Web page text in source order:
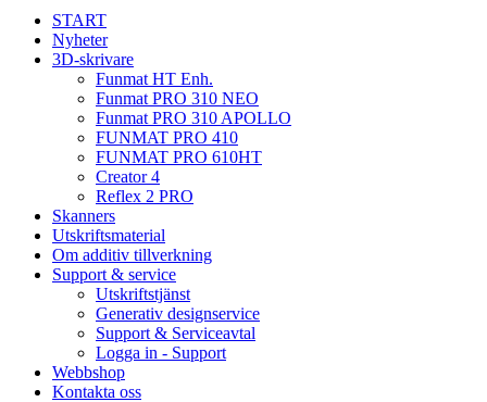
START
Nyheter
3D-skrivare
Funmat HT Enh.
Funmat PRO 310 NEO
Funmat PRO 310 APOLLO
FUNMAT PRO 410
FUNMAT PRO 610HT
Creator 4
Reflex 2 PRO
Skanners
Utskriftsmaterial
Om additiv tillverkning
Support & service
Utskriftstjänst
Generativ designservice
Support & Serviceavtal
Logga in - Support
Webbshop
Kontakta oss